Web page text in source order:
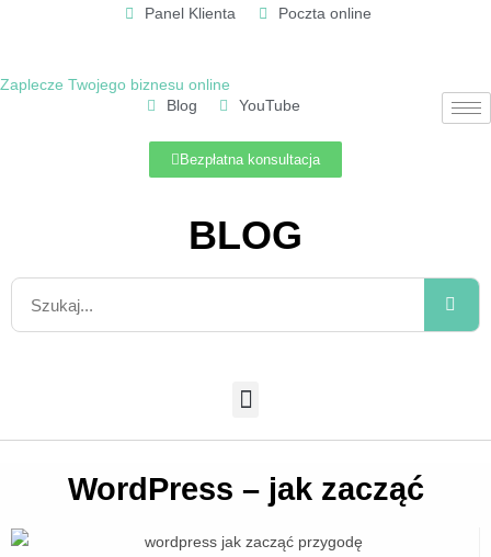
Panel Klienta Poczta online
Zaplecze Twojego biznesu online
Blog
YouTube
Bezpłatna konsultacja
BLOG
WordPress – jak zacząć